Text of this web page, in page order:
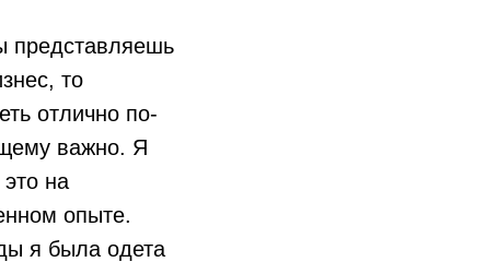
представляешь
то
отлично по-
важно. Я
на
опыте.
я была одета